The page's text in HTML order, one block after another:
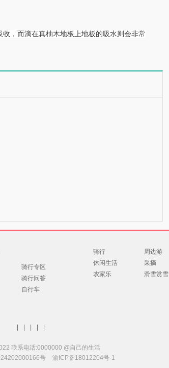
，而滴在真柚木地板上地板的吸水则会非常
骑行专区
骑行问答
自行车
骑行
周边游
休闲生活
采摘
农家乐
滑雪赏雪
联系电话:0000000 @自己的生活
号
渝ICP备18012204号-1